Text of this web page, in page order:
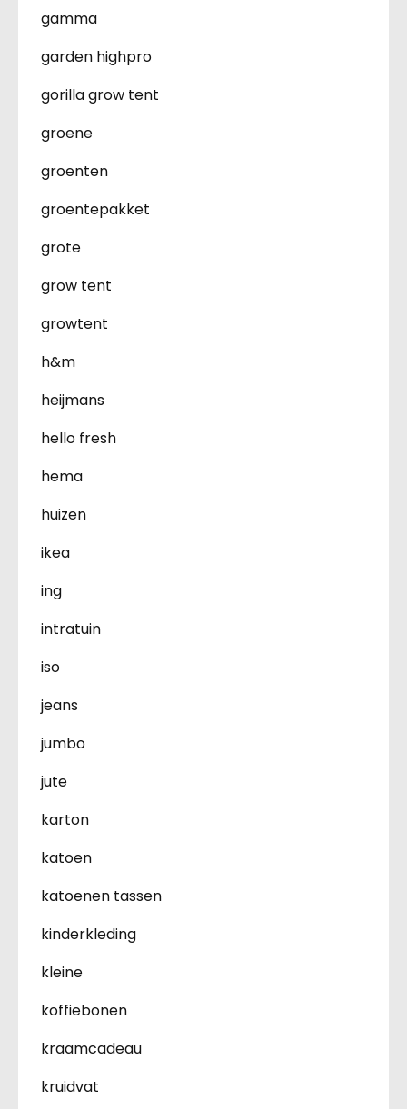
gamma
garden highpro
gorilla grow tent
groene
groenten
groentepakket
grote
grow tent
growtent
h&m
heijmans
hello fresh
hema
huizen
ikea
ing
intratuin
iso
jeans
jumbo
jute
karton
katoen
katoenen tassen
kinderkleding
kleine
koffiebonen
kraamcadeau
kruidvat